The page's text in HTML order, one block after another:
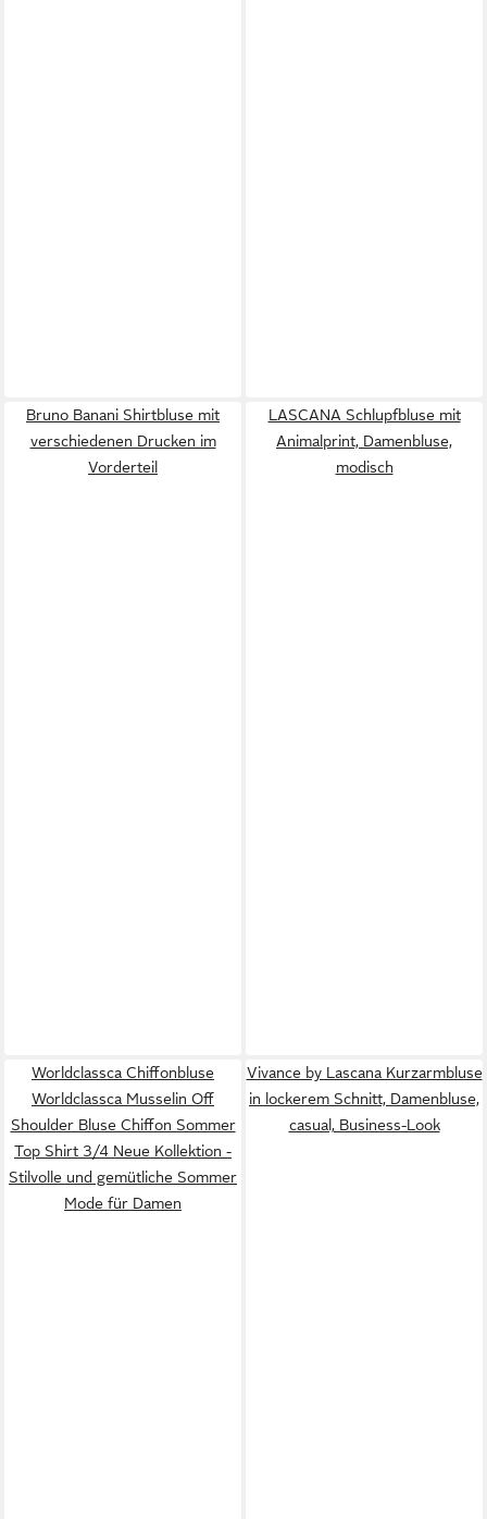
Bruno Banani Shirtbluse mit
verschiedenen Drucken im
Vorderteil
LASCANA Schlupfbluse mit
Animalprint, Damenbluse,
modisch
Worldclassca Chiffonbluse
Worldclassca Musselin Off
Shoulder Bluse Chiffon Sommer
Top Shirt 3/4 Neue Kollektion -
Stilvolle und gemütliche Sommer
Mode für Damen
Vivance by Lascana Kurzarmbluse
in lockerem Schnitt, Damenbluse,
casual, Business-Look